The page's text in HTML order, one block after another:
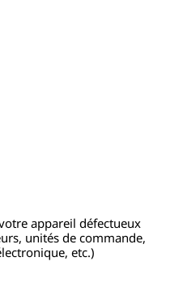
appareil défectueux
unités de commande,
etc.)